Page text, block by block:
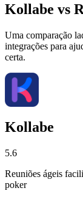
Kollabe vs
Uma comparação
integrações para
certa.
Kollabe
5.6
Reuniões ágeis
poker